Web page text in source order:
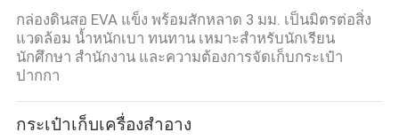
กล่องดินสอ EVA แข็ง พร้อมสักหลาด 3 มม. เป็นมิตรต่อสิ่ง
แวดล้อม น้ำหนักเบา ทนทาน เหมาะสำหรับนักเรียน
นักศึกษา สำนักงาน และความต้องการจัดเก็บกระเป๋า
ปากกา
กระเป๋าเก็บเครื่องสำอาง